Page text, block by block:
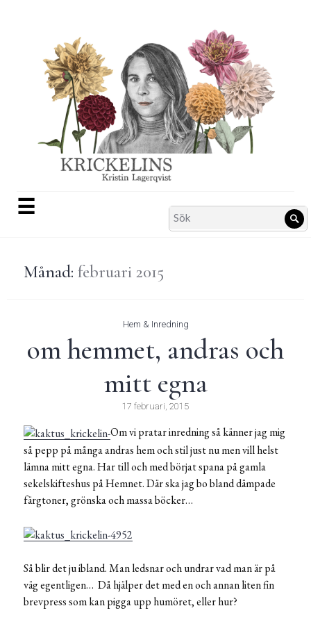
☰
Search
for:
Månad: februari 2015
Hem & Inredning
om hemmet, andras och
mitt egna
17 februari, 2015
Om vi pratar inredning så känner jag mig
så pepp på många andras hem och stil just nu men vill helst
lämna mitt egna. Har till och med börjat spana på gamla
sekelskifteshus på Hemnet. Där ska jag bo bland dämpade
färgtoner, grönska och massa böcker…
Så blir det ju ibland. Man ledsnar och undrar vad man är på
väg egentligen… Då hjälper det med en och annan liten fin
brevpress som kan pigga upp humöret, eller hur?